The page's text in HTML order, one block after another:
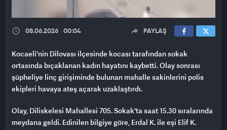
08.06.2026 00:04 PAYLAŞ
Kocaeli'nin Dilovası ilçesinde kocası tarafından sokak
ortasında bıçaklanan kadın hayatını kaybetti. Olay sonrası
şüpheliye linç girişiminde bulunan mahalle sakinlerini polis
ekipleri havaya ateş açarak uzaklaştırdı.
Olay, Diliskelesi Mahallesi 705. Sokak'ta saat 15.30 sıralarında
meydana geldi. Edinilen bilgiye göre, Erdal K. ile eşi Elif K.